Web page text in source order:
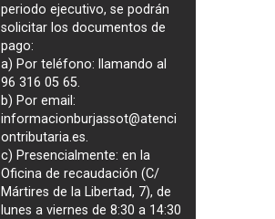
periodo ejecutivo, se podrán
solicitar los documentos de
pago:
a) Por teléfono: llamando al
96 316 05 65.
b) Por email:
informacionburjassot@atenci
ontributaria.es.
c) Presencialmente: en la
Oficina de recaudación (C/
Mártires de la Libertad, 7), de
lunes a viernes de 8:30 a 14:30